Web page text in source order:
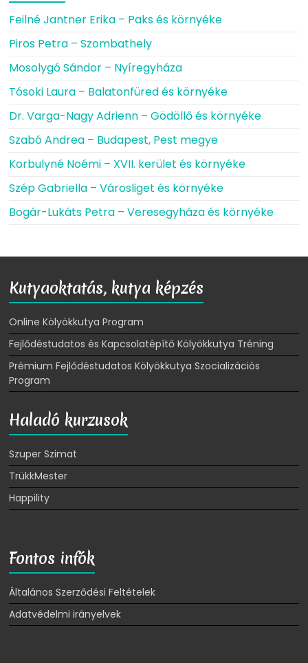
Feilné Jantner Erika – Paks és környéke
Piros Petra – Szombathely
Mosolygó Sándor – Nyíregyháza
Tósoki Laura – Balatonfüred és környéke
Dr. Varga-Nagy Adrienn – Gödöllő és környéke
Szabó Andrea – Budapest, Pest megye
Korbulyné Noémi – XVII. kerület és környéke
Szép Gabriella – Városliget és környéke
Bogár-Lukáts Petra – Veresegyháza és környéke
Kutyaoktatás, kutya képzés
Online Kölyökkutya Program
Fejlődéstudatos és Kapcsolatépítő Kölyökkutya Tréning
Prémium Fejlődéstudatos Kölyökkutya Szocializációs
Program
Haladó kurzusok
Szuper Szimat
TrükkMester
Happility
Fontos infók
Általános Szerződési Feltételek
Adatvédelmi irányelvek